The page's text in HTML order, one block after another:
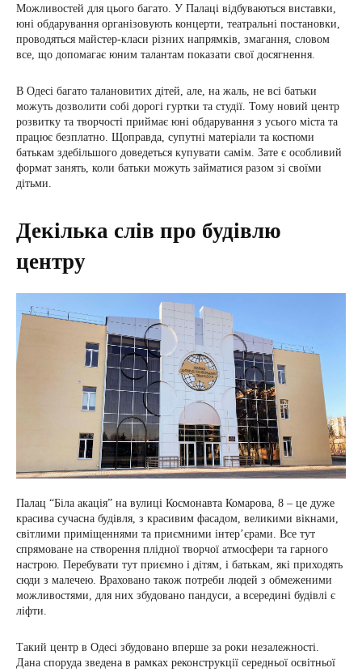
Можливостей для цього багато. У Палаці відбуваються виставки,
юні обдарування організовують концерти, театральні постановки,
проводяться майстер-класи різних напрямків, змагання, словом
все, що допомагає юним талантам показати свої досягнення.
В Одесі багато талановитих дітей, але, на жаль, не всі батьки
можуть дозволити собі дорогі гуртки та студії. Тому новий центр
розвитку та творчості приймає юні обдарування з усього міста та
працює безплатно. Щоправда, супутні матеріали та костюми
батькам здебільшого доведеться купувати самім. Зате є особливий
формат занять, коли батьки можуть займатися разом зі своїми
дітьми.
Декілька слів про будівлю
центру
Палац “Біла акація” на вулиці Космонавта Комарова, 8 – це дуже
красива сучасна будівля, з красивим фасадом, великими вікнами,
світлими приміщеннями та приємними інтер’єрами. Все тут
спрямоване на створення плідної творчої атмосфери та гарного
настрою. Перебувати тут приємно і дітям, і батькам, які приходять
сюди з малечею. Враховано також потреби людей з обмеженими
можливостями, для них збудовано пандуси, а всередині будівлі є
ліфти.
Такий центр в Одесі збудовано вперше за роки незалежності.
Дана споруда зведена в рамках реконструкції середньої освітньої